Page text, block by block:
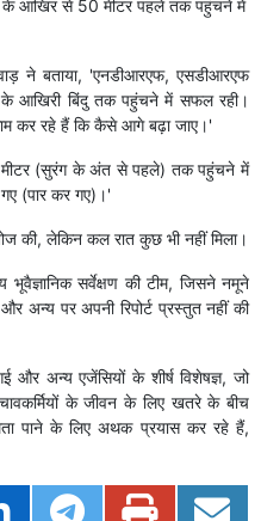
आखिर से 50 मीटर पहले तक पहुंचने में
ने बताया, 'एनडीआरएफ, एसडीआरएफ
आखिरी बिंदु तक पहुंचने में सफल रही।
कर रहे हैं कि कैसे आगे बढ़ा जाए।'
(सुरंग के अंत से पहले) तक पहुंचने में
(पार कर गए)।'
की, लेकिन कल रात कुछ भी नहीं मिला।
सर्वेक्षण की टीम, जिसने नमूने
अन्य पर अपनी रिपोर्ट प्रस्तुत नहीं की
और अन्य एजेंसियों के शीर्ष विशेषज्ञ, जो
के जीवन के लिए खतरे के बीच
पाने के लिए अथक प्रयास कर रहे हैं,